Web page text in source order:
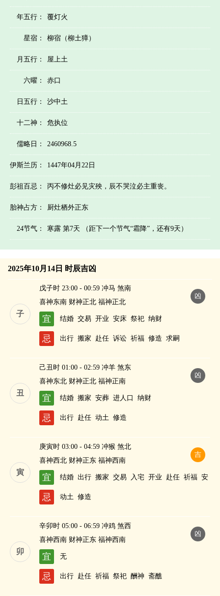
年五行： 覆灯火
星宿： 柳宿（柳土獐）
月五行： 屋上土
六曜： 赤口
日五行： 沙中土
十二神： 危执位
儒略日： 2460968.5
伊斯兰历： 1447年04月22日
彭祖百忌： 丙不修灶必见灾殃，辰不哭泣必主重丧。
胎神占方： 厨灶栖外正东
24节气： 寒露 第7天 （距下一个节气“霜降”，还有9天）
2025年10月14日 时辰吉凶
子
凶
戊子时 23:00 - 00:59 冲马 煞南
喜神东南 财神正北 福神正北
宜 结婚 交易 开业 安床 祭祀 纳财
忌 出行 搬家 赴任 诉讼 祈福 修造 求嗣
丑
凶
己丑时 01:00 - 02:59 冲羊 煞东
喜神东北 财神正北 福神正南
宜 结婚 搬家 安葬 进人口 纳财
忌 出行 赴任 动土 修造
寅
吉
庚寅时 03:00 - 04:59 冲猴 煞北
喜神西北 财神正东 福神西南
宜 结婚 出行 搬家 交易 入宅 开业 赴任 祈福 安
葬
作灶
忌 动土 修造
卯
凶
辛卯时 05:00 - 06:59 冲鸡 煞西
喜神西南 财神正东 福神西南
宜 无
忌 出行 赴任 祈福 祭祀 酬神 斋醮